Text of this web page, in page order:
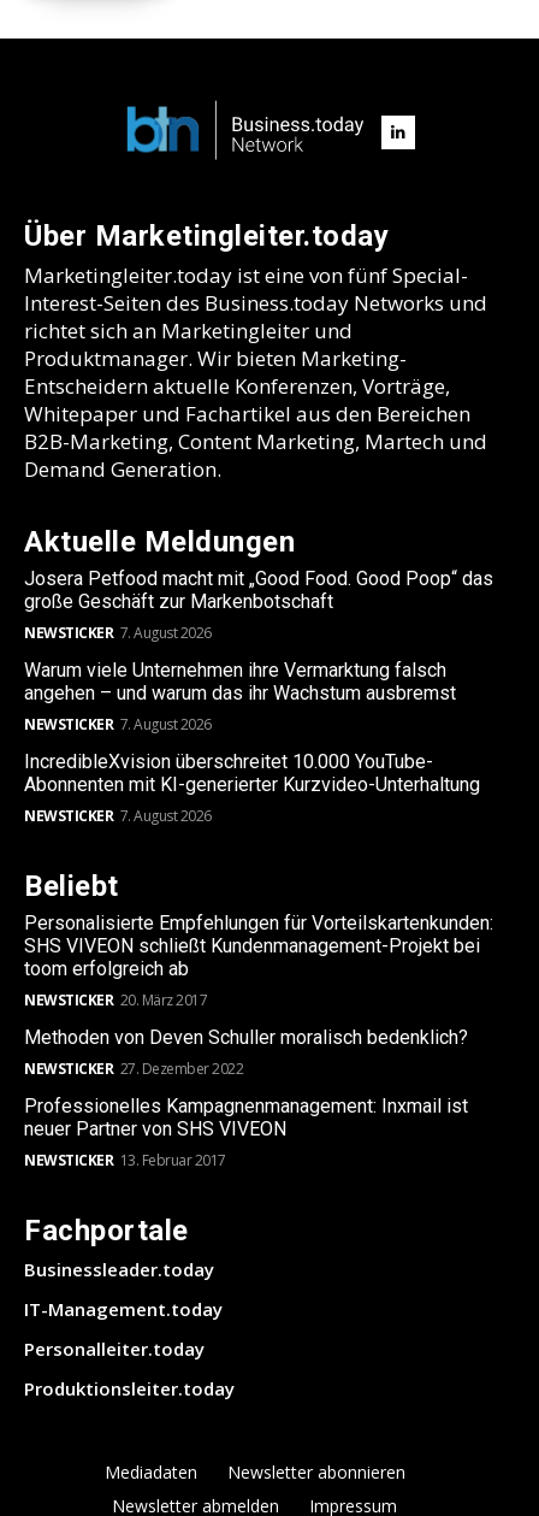
Über Marketingleiter.today
Marketingleiter.today ist eine von fünf Special-
Interest-Seiten des Business.today Networks und
richtet sich an Marketingleiter und
Produktmanager. Wir bieten Marketing-
Entscheidern aktuelle Konferenzen, Vorträge,
Whitepaper und Fachartikel aus den Bereichen
B2B-Marketing, Content Marketing, Martech und
Demand Generation.
Aktuelle Meldungen
Josera Petfood macht mit „Good Food. Good Poop“ das
große Geschäft zur Markenbotschaft
NEWSTICKER 7. August 2026
Warum viele Unternehmen ihre Vermarktung falsch
angehen – und warum das ihr Wachstum ausbremst
NEWSTICKER 7. August 2026
IncredibleXvision überschreitet 10.000 YouTube-
Abonnenten mit KI-generierter Kurzvideo-Unterhaltung
NEWSTICKER 7. August 2026
Beliebt
Personalisierte Empfehlungen für Vorteilskartenkunden:
SHS VIVEON schließt Kundenmanagement-Projekt bei
toom erfolgreich ab
NEWSTICKER 20. März 2017
Methoden von Deven Schuller moralisch bedenklich?
NEWSTICKER 27. Dezember 2022
Professionelles Kampagnenmanagement: Inxmail ist
neuer Partner von SHS VIVEON
NEWSTICKER 13. Februar 2017
Fachportale
Businessleader.today
IT-Management.today
Personalleiter.today
Produktionsleiter.today
Mediadaten
Newsletter abonnieren
Newsletter abmelden
Impressum